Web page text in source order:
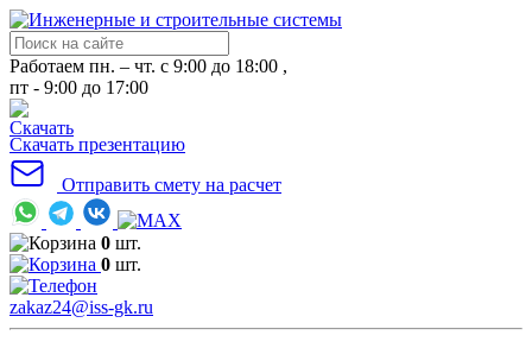
Работаем пн. – чт. с 9:00 до 18:00 ,
пт - 9:00 до 17:00
Скачать презентацию
Отправить смету на расчет
0 шт.
0 шт.
zakaz24@iss-gk.ru